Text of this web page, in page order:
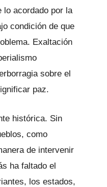
lo acordado por la
condición de que
Exaltación
sobre el
paz.
histórica. Sin
como
de intervenir
ha faltado el
los estados,